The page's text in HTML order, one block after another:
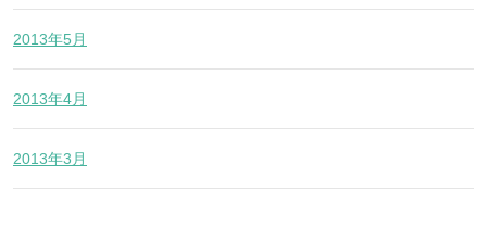
2013年5月
2013年4月
2013年3月